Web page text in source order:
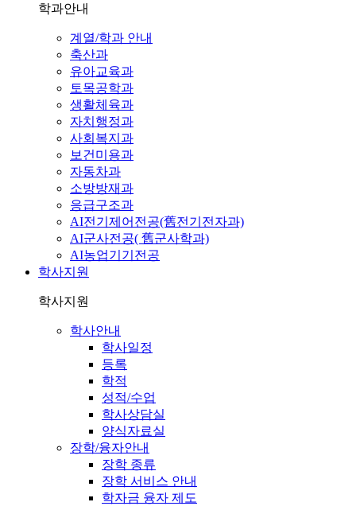
학과안내
계열/학과 안내
축산과
유아교육과
토목공학과
생활체육과
자치행정과
사회복지과
보건미용과
자동차과
소방방재과
응급구조과
AI전기제어전공(舊전기전자과)
AI군사전공( 舊군사학과)
AI농업기기전공
학사지원
학사지원
학사안내
학사일정
등록
학적
성적/수업
학사상담실
양식자료실
장학/융자안내
장학 종류
장학 서비스 안내
학자금 융자 제도